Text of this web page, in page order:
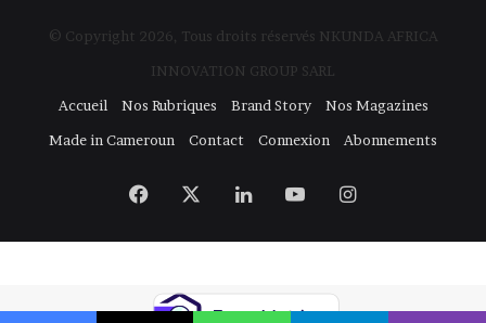
© Copyright 2026, Tous droits réservés NKUNDA AFRICA
INNOVATION GROUP SARL
Accueil
Nos Rubriques Brand Story
Nos Magazines
Made in Cameroun
Contact Connexion Abonnements
Facebook LinkedinYouTubeInstagram